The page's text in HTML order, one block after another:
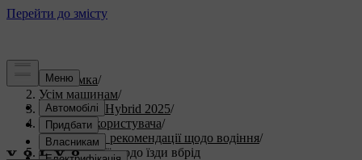
Підтримка/
Усім машинам/
V60 Plug-in Hybrid 2025/
Посібник користувача/
Сценарії й рекомендації щодо водіння/
Рекомендації щодо їзди вбрід